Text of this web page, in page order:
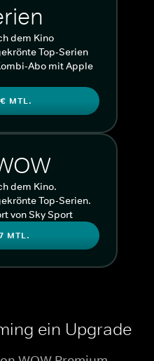
dem Kino
Top-Serien
Abo mit Apple
MTL.
dem Kino.
Top-Serien.
von Sky Sport
MTL.
ein Upgrade